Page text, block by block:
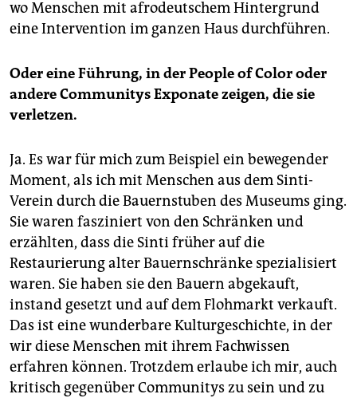
wo Menschen mit afrodeutschem Hintergrund
eine Intervention im ganzen Haus durchführen.
Oder eine Führung, in der People of Color oder
andere Communitys Exponate zeigen, die sie
verletzen.
Ja. Es war für mich zum Beispiel ein bewegender
Moment, als ich mit Menschen aus dem Sinti-
Verein durch die Bauernstuben des Museums ging.
Sie waren fasziniert von den Schränken und
erzählten, dass die Sinti früher auf die
Restaurierung alter Bauernschränke spezialisiert
waren. Sie haben sie den Bauern abgekauft,
instand gesetzt und auf dem Flohmarkt verkauft.
Das ist eine wunderbare Kulturgeschichte, in der
wir diese Menschen mit ihrem Fachwissen
erfahren können. Trotzdem erlaube ich mir, auch
kritisch gegenüber Communitys zu sein und zu